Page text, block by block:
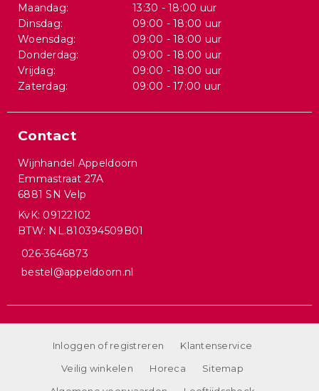
Maandag:
13:30 - 18:00 uur
Dinsdag:
09:00 - 18:00 uur
Woensdag:
09:00 - 18:00 uur
Donderdag:
09:00 - 18:00 uur
Vrijdag:
09:00 - 18:00 uur
Zaterdag:
09:00 - 17:00 uur
Contact
Wijnhandel Appeldoorn
Emmastraat 27A
6881 SN Velp
KvK: 09122102
BTW: NL.810394509B01
026-3646873
bestel@appeldoorn.nl
Inloggen of registreren
Klantenservice
Veilig winkelen
Horeca
Sitemap